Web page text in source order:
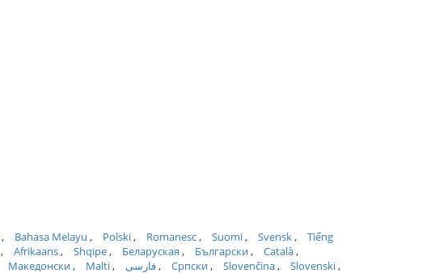
Bahasa Melayu Polski Romanesc Suomi Svensk
Tiếng
Afrikaans Shqipe Беларуская Български
Català
Македонски Malti فارسی Српски Slovenčina
Slovenski